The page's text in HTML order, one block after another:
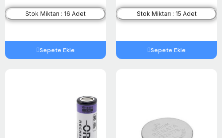
Stok Miktarı : 16 Adet
Sepete Ekle
Stok Miktarı : 15 Adet
Sepete Ekle